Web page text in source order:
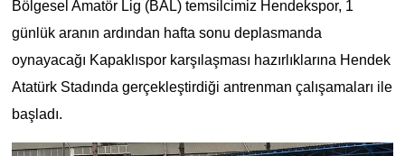
Bölgesel Amatör Lig (BAL) temsilcimiz Hendekspor, 1
günlük aranın ardından hafta sonu deplasmanda
oynayacağı Kapaklıspor karşılaşması hazırlıklarına Hendek
Atatürk Stadında gerçekleştirdiği antrenman çalışamaları ile
başladı.